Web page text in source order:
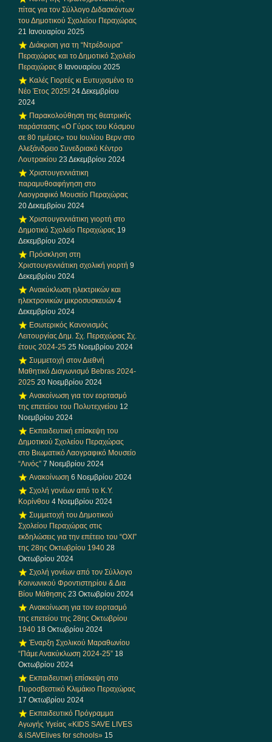
πίτας για τον Σύλλογο Διδασκόντων
του Δημοτικού Σχολείου Περαχώρας
21 Ιανουαρίου 2025
Διάκριση για τη “Ντρέδουρα”
Περαχώρας και το Δημοτικό Σχολείο
Περαχώρας 8 Ιανουαρίου 2025
Καλές Γιορτές κι Ευτυχισμένο το
Νέο Έτος 2025! 24 Δεκεμβρίου
2024
Παρακολούθηση της θεατρικής
παράστασης «Ο Γύρος του Κόσμου
σε 80 ημέρες» του Ιουλίου Βερν στο
Αλεξάνδρειο Συνεδριακό Κέντρο
Λουτρακίου 23 Δεκεμβρίου 2024
Χριστουγεννιάτικη
παραμυθοαφήγηση στο
Λαογραφικό Μουσείο Περαχώρας
20 Δεκεμβρίου 2024
Χριστουγεννιάτικη γιορτή στο
Δημοτικό Σχολείο Περαχώρας 19
Δεκεμβρίου 2024
Πρόσκληση στη
Χριστουγεννιάτικη σχολική γιορτή 9
Δεκεμβρίου 2024
Ανακύκλωση ηλεκτρικών και
ηλεκτρονικών μικροσυσκευών 4
Δεκεμβρίου 2024
Εσωτερικός Κανονισμός
Λειτουργίας Δημ. Σχ. Περαχώρας Σχ.
έτους 2024-25 25 Νοεμβρίου 2024
Συμμετοχή στον Διεθνή
Μαθητικό Διαγωνισμό Bebras 2024-
2025 20 Νοεμβρίου 2024
Ανακοίνωση για τον εορτασμό
της επετείου του Πολυτεχνείου 12
Νοεμβρίου 2024
Εκπαιδευτική επίσκεψη του
Δημοτικού Σχολείου Περαχώρας
στο Βιωματικό Λαογραφικό Μουσείο
“Λινός” 7 Νοεμβρίου 2024
Ανακοίνωση 6 Νοεμβρίου 2024
Σχολή γονέων από το Κ.Υ.
Κορίνθου 4 Νοεμβρίου 2024
Συμμετοχή του Δημοτικού
Σχολείου Περαχώρας στις
εκδηλώσεις για την επέτειο του “ΟΧΙ”
της 28ης Οκτωβρίου 1940 28
Οκτωβρίου 2024
Σχολή γονέων από τον Σύλλογο
Κοινωνικού Φροντιστηρίου & Δια
Βίου Μάθησης 23 Οκτωβρίου 2024
Ανακοίνωση για τον εορτασμό
της επετείου της 28ης Οκτωβρίου
1940 18 Οκτωβρίου 2024
Έναρξη Σχολικού Μαραθωνίου
“Πάμε Ανακύκλωση 2024-25” 18
Οκτωβρίου 2024
Εκπαιδευτική επίσκεψη στο
Πυροσβεστικό Κλιμάκιο Περαχώρας
17 Οκτωβρίου 2024
Εκπαιδευτικό Πρόγραμμα
Αγωγής Υγείας «KIDS SAVE LIVES
& iSAVElives for schools» 15